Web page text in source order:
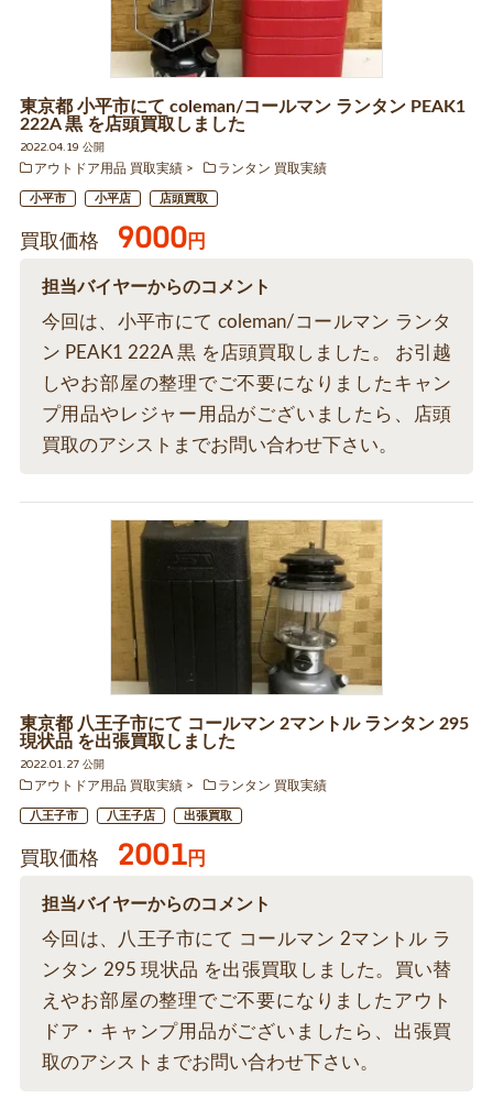
東京都 小平市にて coleman/コールマン ランタン PEAK1
222A 黒 を店頭買取しました
2022.04.19 公開
アウトドア用品 買取実績
ランタン 買取実績
小平市 小平店 店頭買取
買取価格 9000円
担当バイヤーからのコメント
今回は、小平市にて coleman/コールマン ランタ
ン PEAK1 222A 黒 を店頭買取しました。 お引越
しやお部屋の整理でご不要になりましたキャン
プ用品やレジャー用品がございましたら、店頭
買取のアシストまでお問い合わせ下さい。
東京都 八王子市にて コールマン 2マントル ランタン 295
現状品 を出張買取しました
2022.01.27 公開
アウトドア用品 買取実績
ランタン 買取実績
八王子市 八王子店 出張買取
買取価格 2001円
担当バイヤーからのコメント
今回は、八王子市にて コールマン 2マントル ラ
ンタン 295 現状品 を出張買取しました。買い替
えやお部屋の整理でご不要になりましたアウト
ドア・キャンプ用品がございましたら、出張買
取のアシストまでお問い合わせ下さい。